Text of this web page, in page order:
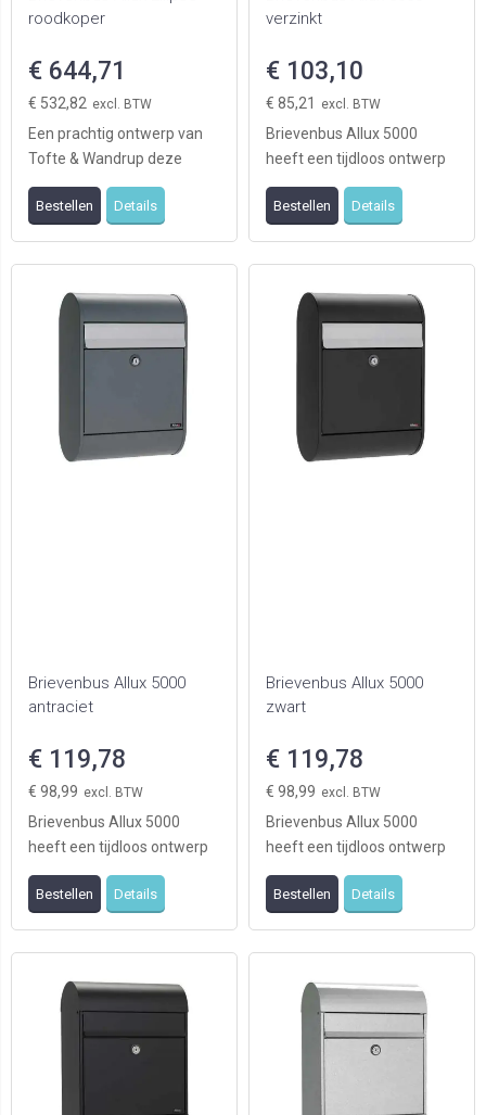
roodkoper
€ 644,71
€ 532,82
Een prachtig ontwerp van
Tofte & Wandrup deze
sierlijke ovale brievenbus
Allux Ellipse. De ...
Bestellen Details
verzinkt
€ 103,10
€ 85,21
Brievenbus Allux 5000
heeft een tijdloos ontwerp
en is geschikt voor zowel
moderne als kla ...
Bestellen Details
Brievenbus Allux 5000
antraciet
€ 119,78
€ 98,99
Brievenbus Allux 5000
heeft een tijdloos ontwerp
en is geschikt voor zowel
moderne als kla ...
Bestellen Details
Brievenbus Allux 5000
zwart
€ 119,78
€ 98,99
Brievenbus Allux 5000
heeft een tijdloos ontwerp
en is geschikt voor zowel
moderne als kla ...
Bestellen Details